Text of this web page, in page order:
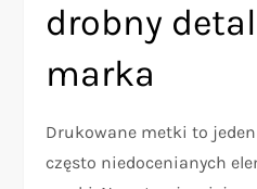
drobny
marka
Drukowane metki to
często niedocenianych